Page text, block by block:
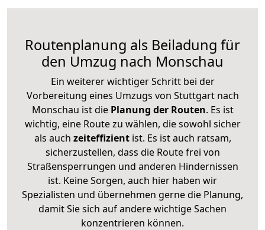
Routenplanung als Beiladung für
den Umzug nach Monschau
Ein weiterer wichtiger Schritt bei der
Vorbereitung eines Umzugs von Stuttgart nach
Monschau ist diePlanung der Routen. Es ist
wichtig, eine Route zu wählen, die sowohl sicher
als auch zeiteffizientist. Es ist auch ratsam,
sicherzustellen, dass die Route frei von
Straßensperrungen und anderen Hindernissen
ist. Keine Sorgen, auch hier haben wir
Spezialisten und übernehmen gerne die Planung,
damit Sie sich auf andere wichtige Sachen
konzentrieren können.